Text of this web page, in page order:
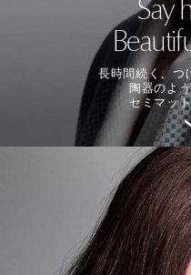
Say
長時間続く、つ
陶器のよ
セミマッ